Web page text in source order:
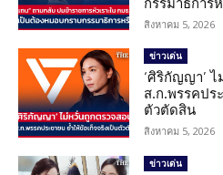
สิงหาคม 5, 2026
ข่าวเด่น
‘ศิริกัญญา’
ส.ก.พรรคปร
ตัวตัดสิน
สิงหาคม 5, 2026
ข่าวเด่น